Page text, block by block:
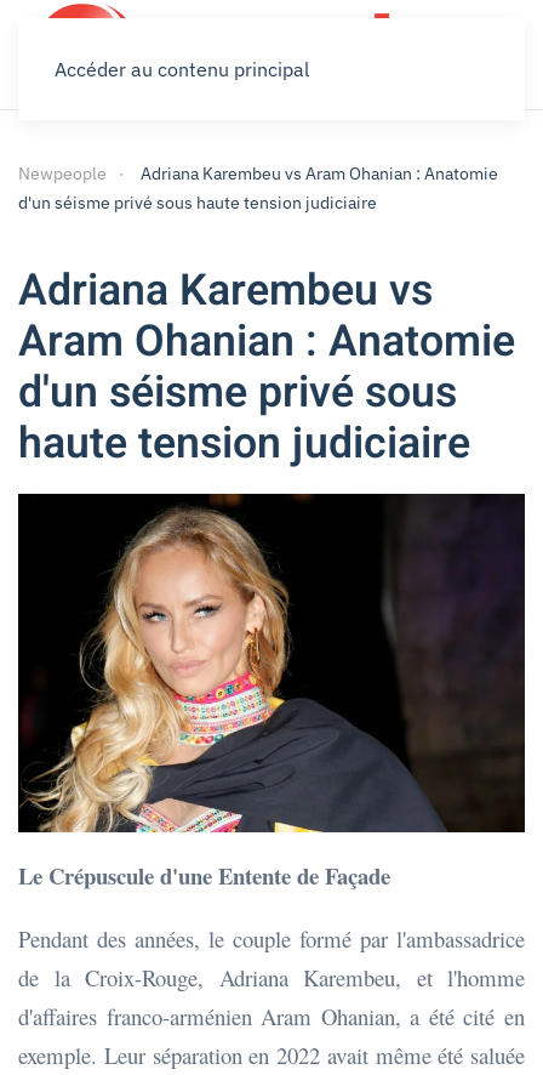
Accéder au contenu principal
Newpeople
Adriana Karembeu vs Aram Ohanian : Anatomie
d'un séisme privé sous haute tension judiciaire
Adriana Karembeu vs
Aram Ohanian : Anatomie
d'un séisme privé sous
haute tension judiciaire
Le Crépuscule d'une Entente de Façade
Pendant des années, le couple formé par l'ambassadrice
de la Croix-Rouge, Adriana Karembeu, et l'homme
d'affaires franco-arménien Aram Ohanian, a été cité en
exemple. Leur séparation en 2022 avait même été saluée